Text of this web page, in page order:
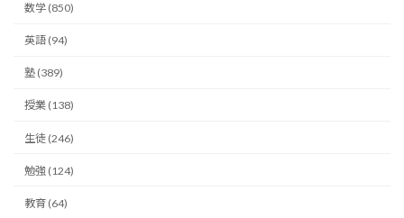
数学 (850)
英語 (94)
塾 (389)
授業 (138)
生徒 (246)
勉強 (124)
教育 (64)